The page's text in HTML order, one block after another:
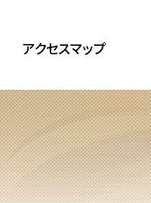
アクセスマップ